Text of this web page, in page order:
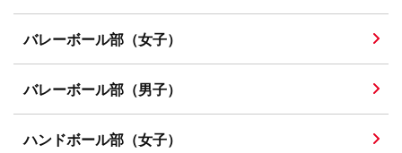
バレーボール部（女子）
バレーボール部（男子）
ハンドボール部（女子）